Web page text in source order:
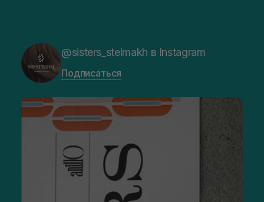
На косметику для губ цена бывает разной, все зависит от
бренда, средства и его состава.
Когда нужно применять средства по уходу
Предлагают купить средства для ухода за губами, когда
кожа на них сильно пересыхает или травмируется. Это
происходит из-за отсутствия сальных желез. Велико
отрицательное влияние внешней среды, хотя существуют и
субъективные причины, среди которых:
наличие вредных привычек, прежде всего, курения;
возрастные или гормональные изменения;
нарушение обмена веществ и авитаминоз.
@sisters_stelmakh в Instagram
Подписаться